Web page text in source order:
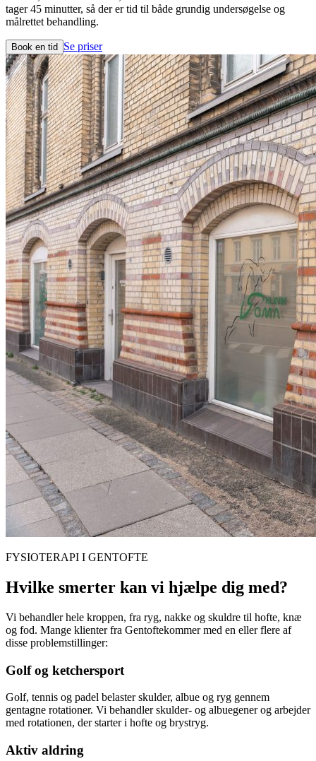
tager 45 minutter, så der er tid til både grundig undersøgelse og
målrettet behandling.
Book en tid Se priser
FYSIOTERAPI I GENTOFTE
Hvilke smerter kan vi hjælpe dig med?
Vi behandler hele kroppen, fra ryg, nakke og skuldre til hofte, knæ
og fod. Mange klienter fra Gentoftekommer med en eller flere af
disse problemstillinger:
Golf og ketchersport
Golf, tennis og padel belaster skulder, albue og ryg gennem
gentagne rotationer. Vi behandler skulder- og albuegener og arbejder
med rotationen, der starter i hofte og brystryg.
Aktiv aldring